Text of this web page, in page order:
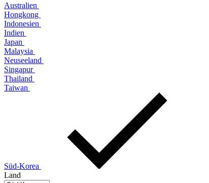
Australien
Hongkong
Indonesien
Indien
Japan
Malaysia
Neuseeland
Singapur
Thailand
Taiwan
Süd-Korea
Land